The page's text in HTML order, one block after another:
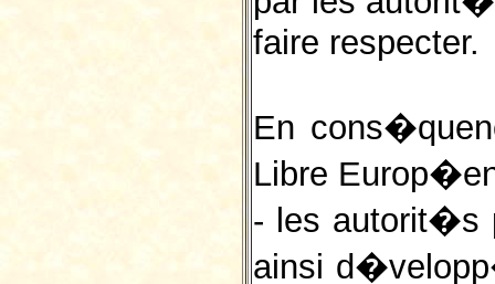
faire respecter.
En
Libre
- les autorit�s
ainsi